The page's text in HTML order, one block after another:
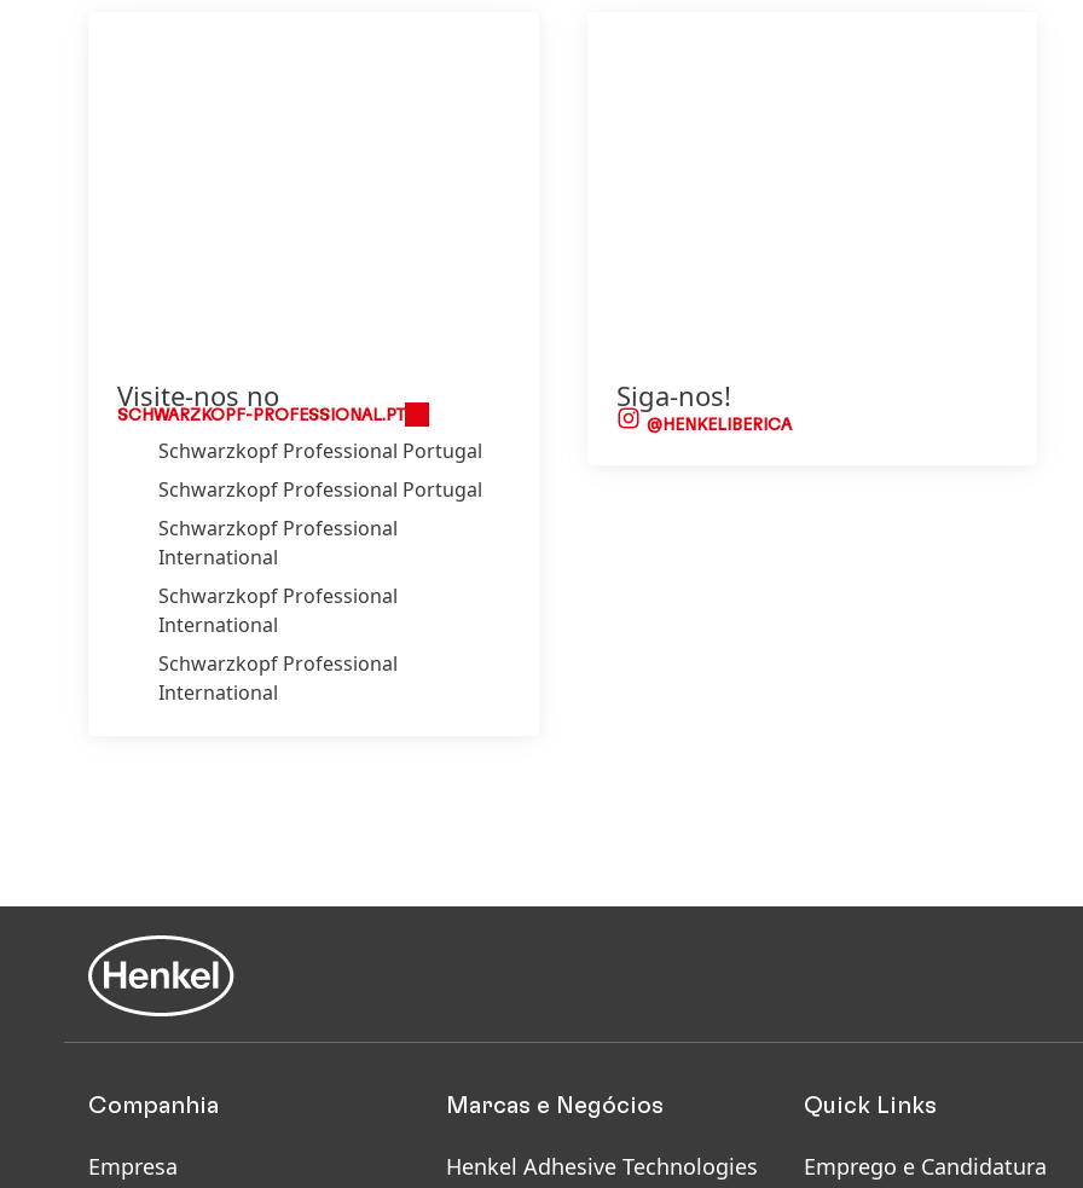
Visite-nos no
SCHWARZKOPF-PROFESSIONAL.PT
Schwarzkopf Professional Portugal
Schwarzkopf Professional Portugal
Schwarzkopf Professional
International
Schwarzkopf Professional
International
Schwarzkopf Professional
International
Siga-nos!
@HENKELIBERICA
Companhia
Empresa
Marcas e Negócios
Henkel Adhesive Technologies
Quick Links
Emprego e Candidatura